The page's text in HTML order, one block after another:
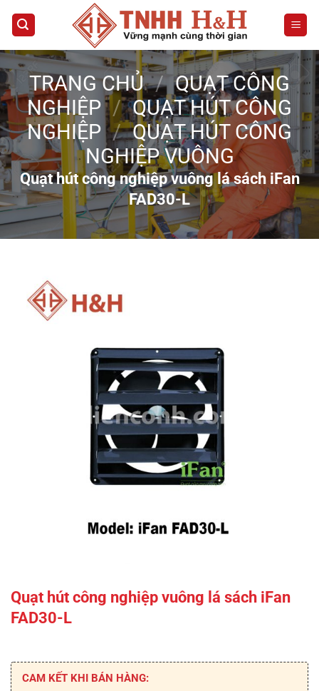
qua
dung
TRANG CHỦ / QUẠT CÔNG
NGHIỆP / QUẠT HÚT CÔNG
NGHIỆP / QUẠT HÚT CÔNG
NGHIỆP VUÔNG
Quạt hút công nghiệp vuông lá sách iFan
FAD30-L
Quạt hút công nghiệp vuông lá sách iFan
FAD30-L
CAM KẾT KHI BÁN HÀNG: